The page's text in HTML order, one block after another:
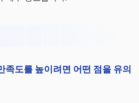
족도를 높이려면 어떤 점을 유의